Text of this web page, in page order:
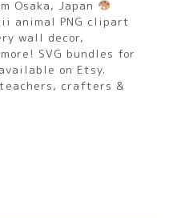
Osaka, Japan
animal PNG clipart
wall decor,
SVG bundles for
on Etsy.
crafters &